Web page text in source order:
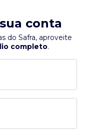
conta
do Safra, aproveite
completo.